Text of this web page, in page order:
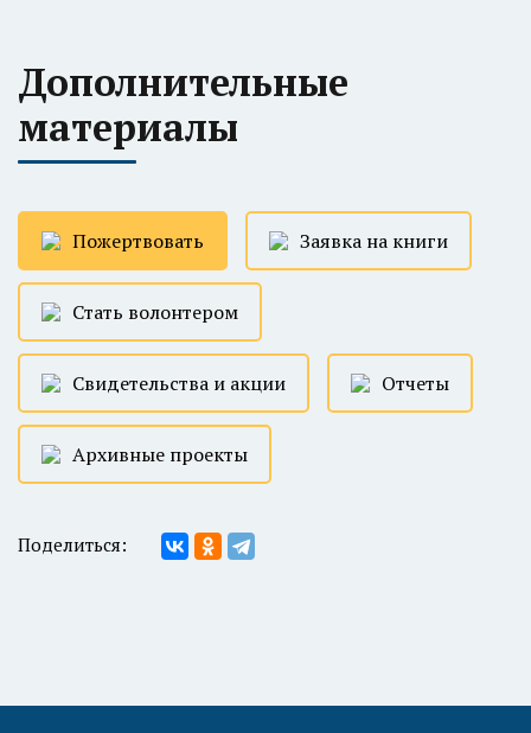
Дополнительные
материалы
Пожертвовать Заявка на книги
Стать волонтером
Свидетельства и акции Отчеты
Архивные проекты
Поделиться: